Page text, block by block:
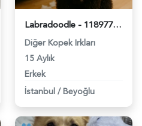
Labradoodle - 118977804
Diğer Kopek Irkları
15 Aylık
Erkek
İstanbul / Beyoğlu